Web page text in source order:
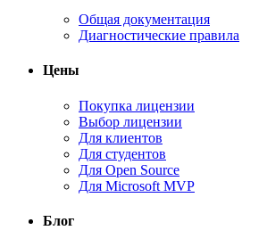
Общая документация
Диагностические правила
Цены
Покупка лицензии
Выбор лицензии
Для клиентов
Для студентов
Для Open Source
Для Microsoft MVP
Блог